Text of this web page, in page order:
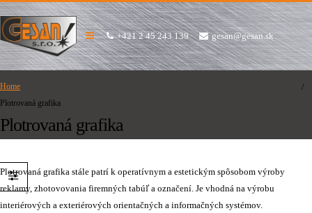
+421 2 45 243 139 gesan@gesan.sk
Home
Plotrovaná grafika
Plotrovaná grafika
Plotrovaná grafika stále patrí k operatívnym a estetickým spôsobom výroby
reklamy, zhotovovania firemných tabúľ a označení. Je vhodná na výrobu
interiérových a exteriérových orientačných a informačných systémov.